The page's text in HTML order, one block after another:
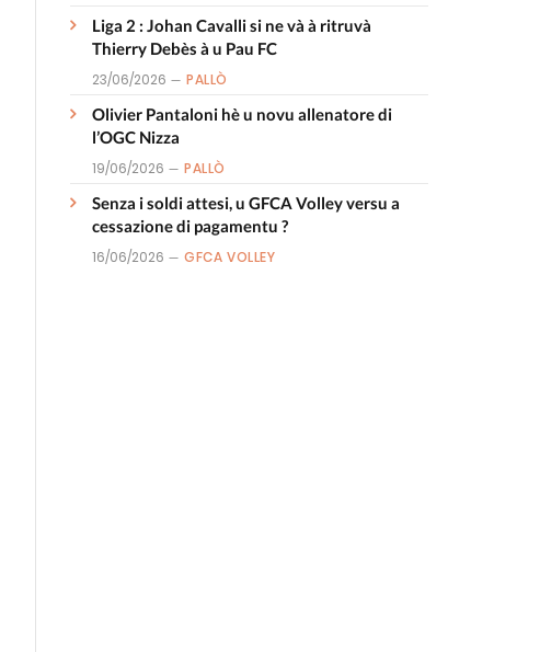
Liga 2 : Johan Cavalli si ne và à ritruvà
Thierry Debès à u Pau FC
23/06/2026 PALLÒ
Olivier Pantaloni hè u novu allenatore di
l’OGC Nizza
19/06/2026 PALLÒ
Senza i soldi attesi, u GFCA Volley versu a
cessazione di pagamentu ?
16/06/2026 GFCA VOLLEY